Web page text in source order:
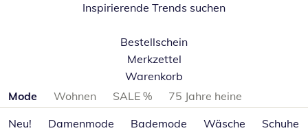
Inspirierende Trends suchen
Bestellschein
Merkzettel
Warenkorb
Produktkategorien überspringen
Mode Wohnen SALE %
75 Jahre heine
Neu!
Damenmode Bademode Wäsche Schuhe